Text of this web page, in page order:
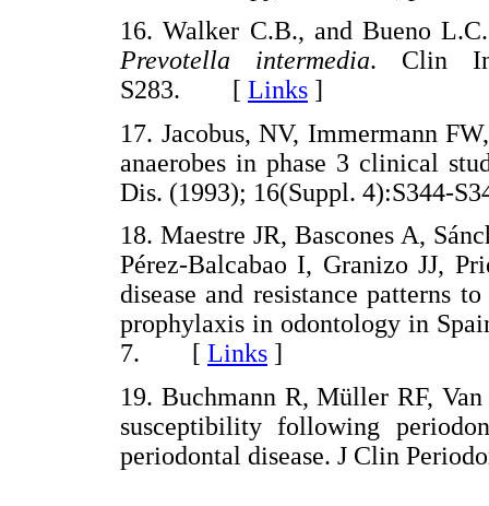
16. Walker C.B., and Bueno
Prevotella intermedia. Clin
S283. [ Links ]
17. Jacobus, NV, Immermann
anaerobes in phase 3 clinical
Dis. (1993); 16(Suppl.
18. Maestre JR, Bascones A,
Pérez-Balcabao I, Granizo JJ,
disease and resistance patterns
prophylaxis in odontology in
7. [ Links ]
19. Buchmann R, Müller RF,
susceptibility following
periodontal disease. J Clin